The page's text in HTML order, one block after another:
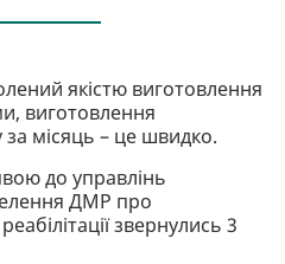
якістю виготовлення
виготовлення
за місяць – це швидко.
до управлінь
ДМР про
звернулись 3